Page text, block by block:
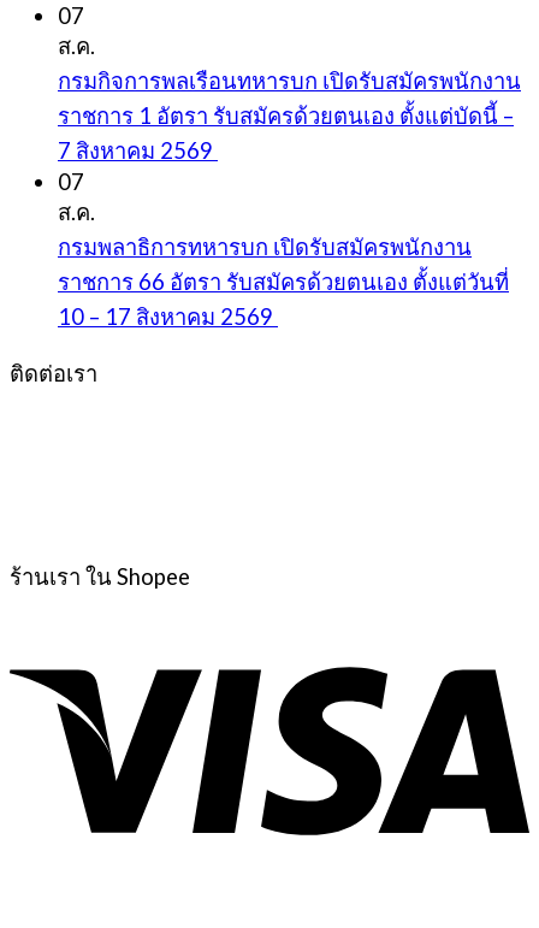
07
ส.ค.
กรมกิจการพลเรือนทหารบก เปิดรับสมัครพนักงาน
ราชการ 1 อัตรา รับสมัครด้วยตนเอง ตั้งแต่บัดนี้ –
7 สิงหาคม 2569
07
ส.ค.
กรมพลาธิการทหารบก เปิดรับสมัครพนักงาน
ราชการ 66 อัตรา รับสมัครด้วยตนเอง ตั้งแต่วันที่
10 – 17 สิงหาคม 2569
ติดต่อเรา
ร้านเรา ใน Shopee